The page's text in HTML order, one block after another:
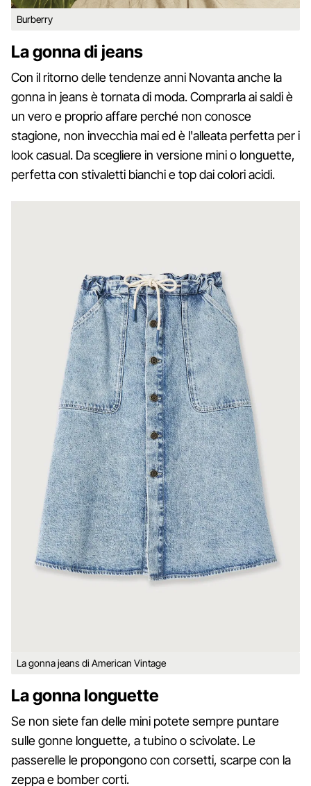
Burberry
La gonna di jeans
Con il ritorno delle tendenze anni Novanta anche la
gonna in jeans è tornata di moda. Comprarla ai saldi è
un vero e proprio affare perché non conosce
stagione, non invecchia mai ed è l'alleata perfetta per i
look casual. Da scegliere in versione mini o longuette,
perfetta con stivaletti bianchi e top dai colori acidi.
La gonna jeans di American Vintage
La gonna longuette
Se non siete fan delle mini potete sempre puntare
sulle gonne longuette, a tubino o scivolate. Le
passerelle le propongono con corsetti, scarpe con la
zeppa e bomber corti.